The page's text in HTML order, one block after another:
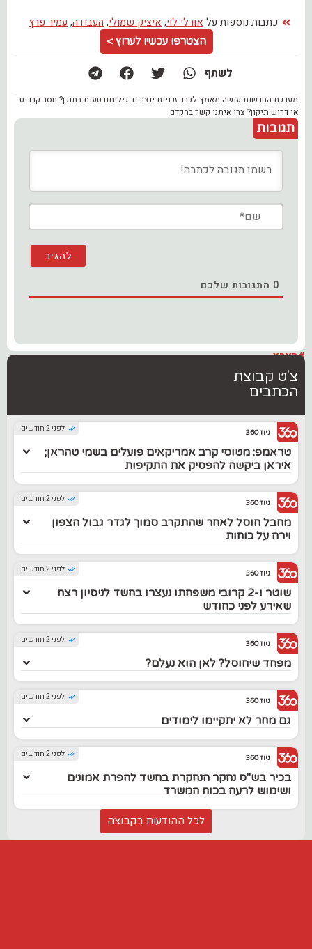
כתבות נוספות על אורלי לוי, איציק שמולי, העבודה, עמיר פרץ
הצטרפו עכשיו לערוץ >
לשתף
מערכת החדשות עושה מאמץ לכבד זכויות יוצרים. גיליתם טעות בתוכן? חסר קרדיט
או דרוש תיקון? צרו איתנו קשר בהקדם.
תגובות
0 התגובות שלכם
#בארץ
צ'ט קבוצת
הכתבים
לפני 2 חודשים ניוז 360
טראמפ: מטוסי קרב אמריקאים פועלים בשמי טהראן;
איראן ביקשה להפסיק את התקיפות
לפני 2 חודשים ניוז 360
מחבל חוסל לאחר שהתקרב סמוך לגדר גבול הצפון
וירה על כוחות
לפני 2 חודשים ניוז 360
שוטר ו-2 קרובי משפחתו נעצרו בחשד לניסיון רצח
שאירע לפני כחודש
לפני 2 חודשים ניוז 360
מפחד שיחוסל? לאן הוא נעלם?
לפני 2 חודשים ניוז 360
גם מחר לא יתקיימו לימודים
לפני 2 חודשים ניוז 360
בכיר בש"ס נחקר הנחקרת בחשד להפרת אמונים
ושימוש לרעה בכוח המשרד
לכל ההודעות בקבוצה